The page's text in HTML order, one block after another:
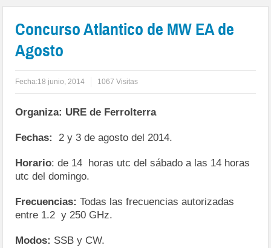
Concurso Atlantico de MW EA de
Agosto
Fecha:18 junio, 2014 1067 Visitas
Organiza: URE de Ferrolterra
Fechas: 2 y 3 de agosto del 2014.
Horario: de 14 horas utc del sábado a las 14 horas
utc del domingo.
Frecuencias: Todas las frecuencias autorizadas
entre 1.2 y 250 GHz.
Modos: SSB y CW.